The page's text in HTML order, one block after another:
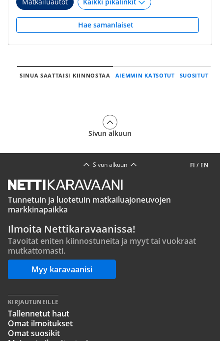
Hae samanlaiset
SINUA SAATTAISI KIINNOSTAA AIEMMIN KATSOTUT SUOSITUT
Sivun alkuun
FI / EN
Sivun alkuun
Tunnetuin ja luotetuin matkailuajoneuvojen
markkinapaikka
Ilmoita Nettikaravaanissa!
Tavoitat eniten kiinnostuneita ja myyt tai vuokraat
mutkattomasti.
Myy karavaanisi
KIRJAUTUNEILLE
Tallennetut haut
Omat ilmoitukset
Omat suosikit